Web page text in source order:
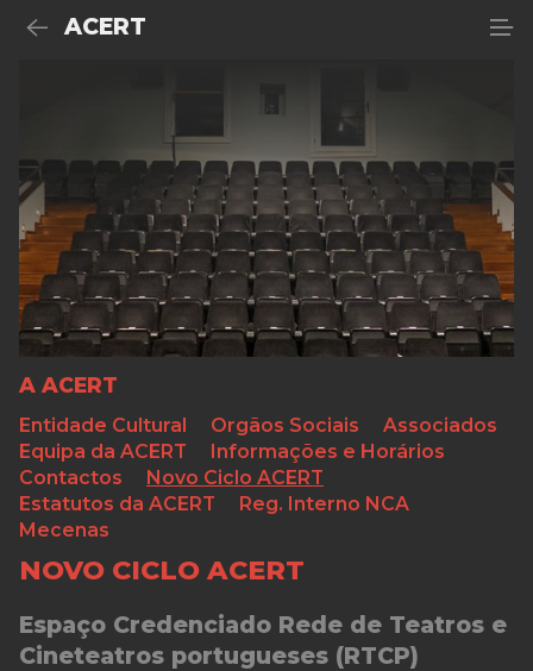
ACERT
A ACERT
Entidade Cultural Orgãos Sociais
Associados
Equipa da ACERT
Informações e Horários
Contactos
Novo Ciclo ACERT
Estatutos da ACERT
Reg. Interno NCA
Mecenas
NOVO CICLO ACERT
Espaço Credenciado Rede de Teatros e
Cineteatros portugueses (RTCP)